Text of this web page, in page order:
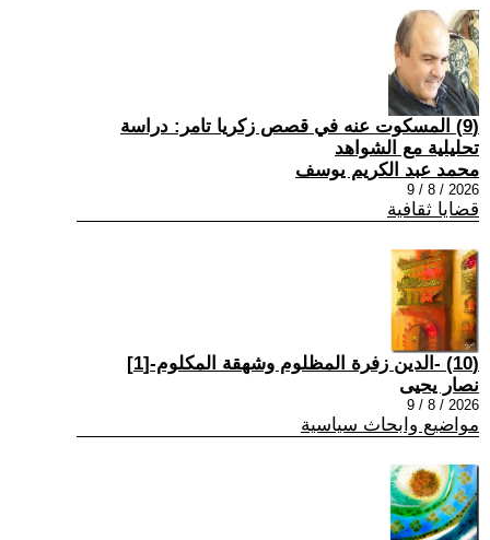
(9) المسكوت عنه في قصص زكريا تامر: دراسة
تحليلية مع الشواهد
محمد عبد الكريم يوسف
2026 / 8 / 9
قضايا ثقافية
(10) -الدين زفرة المظلوم وشهقة المكلوم-[1]
نصار يحيى
2026 / 8 / 9
مواضيع وابحاث سياسية